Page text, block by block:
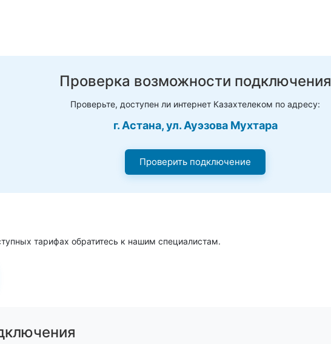
Проверка возможности подключения
Проверьте, доступен ли интернет Казахтелеком по адресу:
г. Астана, ул. Ауэзова Мухтара
Проверить подключение
тарифах обратитесь к нашим специалистам.